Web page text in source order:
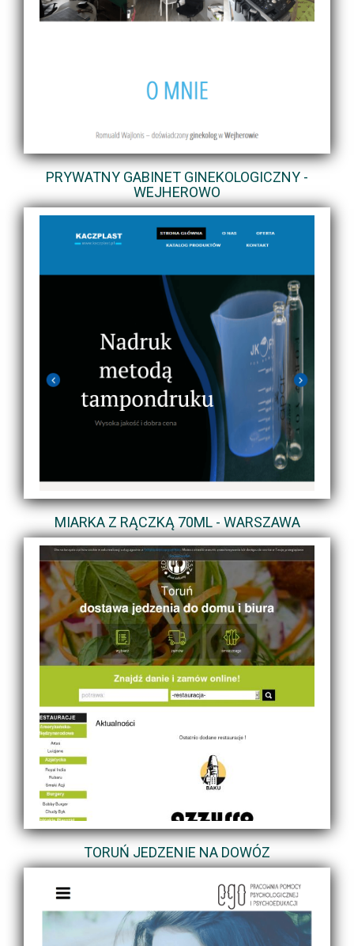
PRYWATNY GABINET GINEKOLOGICZNY -
WEJHEROWO
MIARKA Z RĄCZKĄ 70ML - WARSZAWA
TORUŃ JEDZENIE NA DOWÓZ